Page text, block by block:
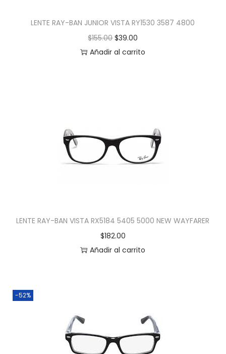
LENTE RAY-BAN JUNIOR VISTA RY1530 3587 4800
$155.00 $39.00
Añadir al carrito
LENTE RAY-BAN VISTA RX5184 5405 5000 NEW WAYFARER
$182.00
Añadir al carrito
-52%